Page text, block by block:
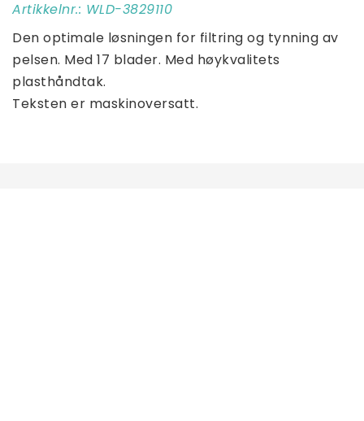
Artikkelnr.: WLD-3829110
Den optimale løsningen for filtring og tynning av
pelsen. Med 17 blader. Med høykvalitets
plasthåndtak.
Teksten er maskinoversatt.